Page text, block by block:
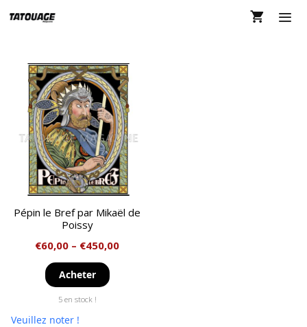
au
Pépin le Bref par Mikaël de
Poissy
€60,00 – €450,00
Acheter
5 en stock !
Veuillez noter !